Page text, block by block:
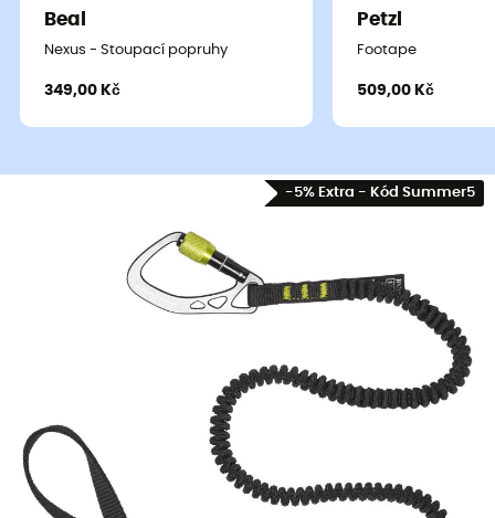
Beal
Nexus - Stoupací popruhy
349,00 Kč
Petzl
Footape
509,00 Kč
-5% Extra - Kód Summer5